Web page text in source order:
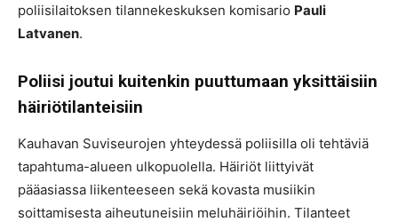
poliisilaitoksen tilannekeskuksen komisario Pauli
Latvanen.
Poliisi joutui kuitenkin puuttumaan yksittäisiin
häiriötilanteisiin
Kauhavan Suviseurojen yhteydessä poliisilla oli tehtäviä
tapahtuma-alueen ulkopuolella. Häiriöt liittyivät
pääasiassa liikenteeseen sekä kovasta musiikin
soittamisesta aiheutuneisiin meluhäiriöihin. Tilanteet